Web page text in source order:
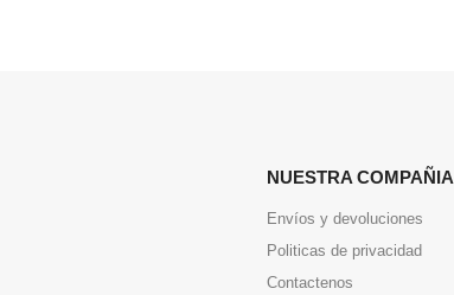
NUESTRA COMPAÑIA
Envíos y devoluciones
Politicas de privacidad
Contactenos